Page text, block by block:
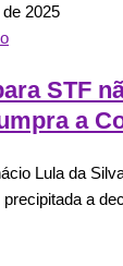
2025
STF
a
Lula da
a